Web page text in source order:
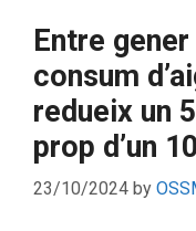
Entre
consum
redueix un
prop d’un
23/10/2024 by